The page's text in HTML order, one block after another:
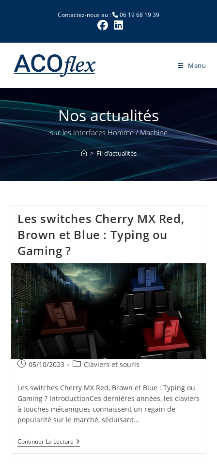
Contactez-nous au : 06 19 68 19 39
Menu
Nos actualités
sur les Interfaces Homme / Machine
> Fil d’actualités
Les switches Cherry MX Red,
Brown et Blue : Typing ou
Gaming ?
Publication
05/10/2023
PostClaviers et souris
Les switches Cherry MX Red, Brown et Blue : Typing ou
Gaming ? IntroductionCes dernières années, les claviers
à touches mécaniques connaissent un regain de
popularité sur le marché, séduisant…
Continuer La LectureLes
Switches